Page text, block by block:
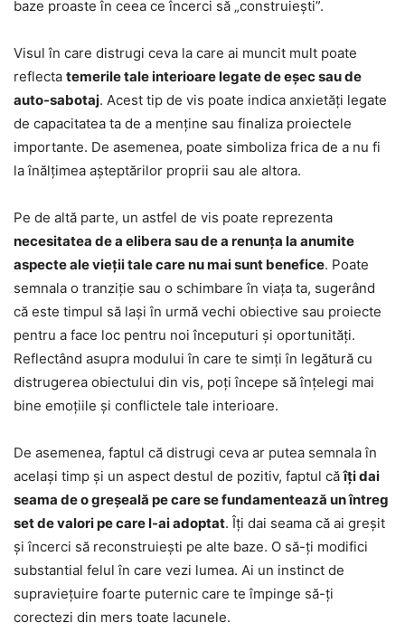
baze proaste în ceea ce încerci să „construiești”.
Visul în care distrugi ceva la care ai muncit mult poate
reflecta temerile tale interioare legate de eșec sau de
auto-sabotaj. Acest tip de vis poate indica anxietăți legate
de capacitatea ta de a menține sau finaliza proiectele
importante. De asemenea, poate simboliza frica de a nu fi
la înălțimea așteptărilor proprii sau ale altora.
Pe de altă parte, un astfel de vis poate reprezenta
necesitatea de a elibera sau de a renunța la anumite
aspecte ale vieții tale care nu mai sunt benefice. Poate
semnala o tranziție sau o schimbare în viața ta, sugerând
că este timpul să lași în urmă vechi obiective sau proiecte
pentru a face loc pentru noi începuturi și oportunități.
Reflectând asupra modului în care te simți în legătură cu
distrugerea obiectului din vis, poți începe să înțelegi mai
bine emoțiile și conflictele tale interioare.
De asemenea, faptul că distrugi ceva ar putea semnala în
același timp și un aspect destul de pozitiv, faptul căîți dai
seama de o greșeală pe care se fundamentează un întreg
set de valori pe care l-ai adoptat. Îți dai seama că ai greșit
și încerci să reconstruiești pe alte baze. O să-ți modifici
substantial felul în care vezi lumea. Ai un instinct de
supraviețuire foarte puternic care te împinge să-ți
corectezi din mers toate lacunele.